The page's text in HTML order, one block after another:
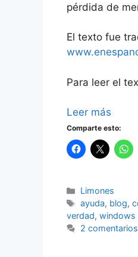
pérdida de
El texto fue
Para leer el
Leer más
Comparte esto:
Categorías
Limones
Etiquetas
ayuda, blog,
verdad, windows
2 comentarios